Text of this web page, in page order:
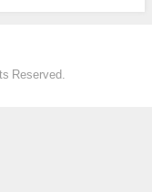
Reserved.